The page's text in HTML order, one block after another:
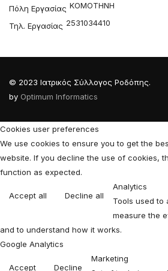
Πόλη Εργασίας ΚΟΜΟΤΗΝΗ
Τηλ. Εργασίας 2531034410
© 2023 Ιατρικός Σύλλογος
by Optimum Informatics
Cookies user preferences
We use cookies to ensure you to get the
website. If you decline the use of cookies,
function as expected.
Accept all Decline all
Analytics
Tools used to
measure the
and to understand how it works.
Google Analytics
Accept Decline
Marketing